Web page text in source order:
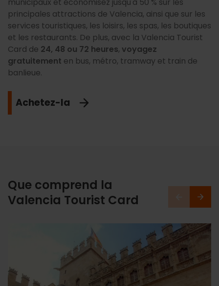
principales attractions de Valencia, ainsi que sur les
services touristiques, les loisirs, les spas, les boutiques
et les restaurants. De plus, avec la Valencia Tourist
Card de 24, 48 ou 72 heures, voyagez
gratuitement en bus, métro, tramway et train de
banlieue.
Achetez-la
Que comprend la
Valencia Tourist Card